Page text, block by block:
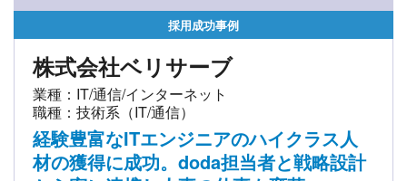
採用成功事例
株式会社ベリサーブ
業種：IT/通信/インターネット
職種：技術系（IT/通信）
経験豊富なITエンジニアのハイクラス人
材の獲得に成功。doda担当者と戦略設計